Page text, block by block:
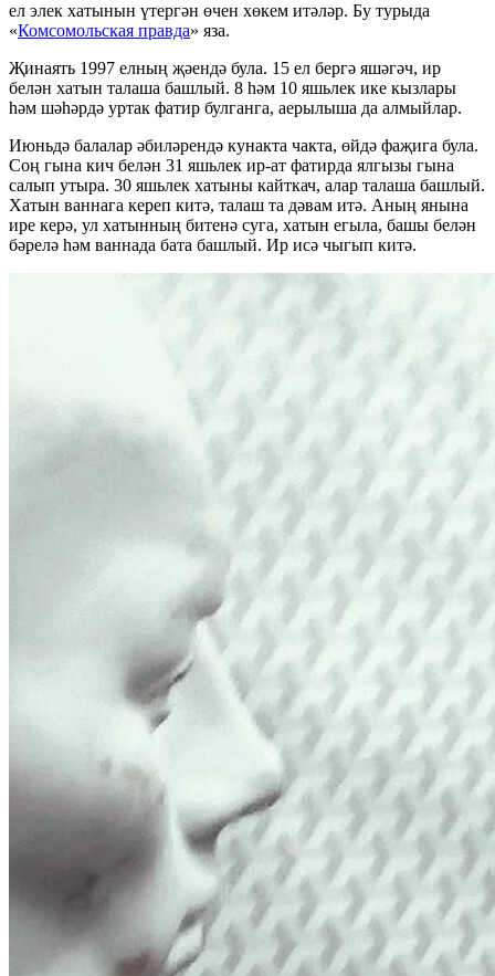
ел элек хатынын үтергән өчен хөкем итәләр. Бу турыда
«Комсомольская правда» яза.
Җинаять 1997 елның җәендә була. 15 ел бергә яшәгәч, ир
белән хатын талаша башлый. 8 һәм 10 яшьлек ике кызлары
һәм шәһәрдә уртак фатир булганга, аерылыша да алмыйлар.
Июньдә балалар әбиләрендә кунакта чакта, өйдә фаҗига була.
Соң гына кич белән 31 яшьлек ир-ат фатирда ялгызы гына
салып утыра. 30 яшьлек хатыны кайткач, алар талаша башлый.
Хатын ваннага кереп китә, талаш та дәвам итә. Аның янына
ире керә, ул хатынның битенә суга, хатын егыла, башы белән
бәрелә һәм ваннада бата башлый. Ир исә чыгып китә.